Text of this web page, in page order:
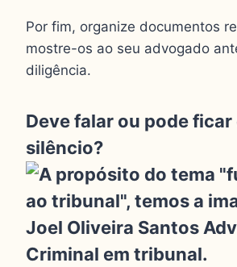
Por fim, organize documentos
mostre-os ao seu advogado
diligência.
Deve falar ou pode ficar
silêncio?